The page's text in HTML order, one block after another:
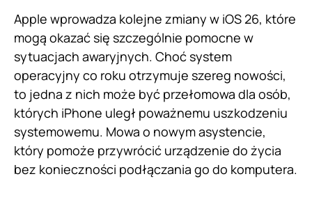
Apple wprowadza kolejne zmiany w iOS 26, które
mogą okazać się szczególnie pomocne w
sytuacjach awaryjnych. Choć system
operacyjny co roku otrzymuje szereg nowości,
to jedna z nich może być przełomowa dla osób,
których iPhone uległ poważnemu uszkodzeniu
systemowemu. Mowa o nowym asystencie,
który pomoże przywrócić urządzenie do życia
bez konieczności podłączania go do komputera.